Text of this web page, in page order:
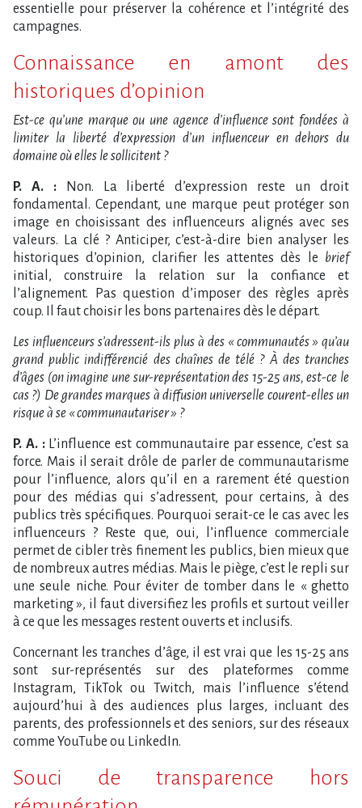
essentielle pour préserver la cohérence et l’intégrité des
campagnes.
Connaissance en amont des
historiques d’opinion
Est-ce qu’une marque ou une agence d’influence sont fondées à
limiter la liberté d’expression d’un influenceur en dehors du
domaine où elles le sollicitent ?
P. A. :
Non. La liberté d’expression reste un droit
fondamental. Cependant, une marque peut protéger son
image en choisissant des influenceurs alignés avec ses
valeurs. La clé ? Anticiper, c’est-à-dire bien analyser les
historiques d’opinion, clarifier les attentes dès le brief
initial, construire la relation sur la confiance et
l’alignement. Pas question d’imposer des règles après
coup. Il faut choisir les bons partenaires dès le départ.
Les influenceurs s’adressent-ils plus à des « communautés » qu’au
grand public indifférencié des chaînes de télé ? À des tranches
d’âges (on imagine une sur-représentation des 15-25 ans, est-ce le
cas ?) De grandes marques à diffusion universelle courent-elles un
risque à se « communautariser » ?
P. A. : L’influence est communautaire par essence, c’est sa
force. Mais il serait drôle de parler de communautarisme
pour l’influence, alors qu’il en a rarement été question
pour des médias qui s’adressent, pour certains, à des
publics très spécifiques. Pourquoi serait-ce le cas avec les
influenceurs ? Reste que, oui, l’influence commerciale
permet de cibler très finement les publics, bien mieux que
de nombreux autres médias. Mais le piège, c’est le repli sur
une seule niche. Pour éviter de tomber dans le « ghetto
marketing », il faut diversifiez les profils et surtout veiller
à ce que les messages restent ouverts et inclusifs.
Concernant les tranches d’âge, il est vrai que les 15-25 ans
sont sur-représentés sur des plateformes comme
Instagram, TikTok ou Twitch, mais l’influence s’étend
aujourd’hui à des audiences plus larges, incluant des
parents, des professionnels et des seniors, sur des réseaux
comme YouTube ou LinkedIn.
Souci de transparence hors